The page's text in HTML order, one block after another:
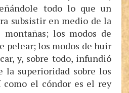
todo lo que un
subsistir en medio de la
los modos de
pelear; los modos de huir
y, sobre todo, infundió
superioridad sobre los
como el cóndor es el rey